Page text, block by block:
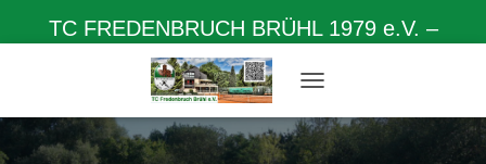
TC FREDENBRUCH BRÜHL 1979 e.V. –
Herzlich willkommen auf unserer Homepage
A
V
I